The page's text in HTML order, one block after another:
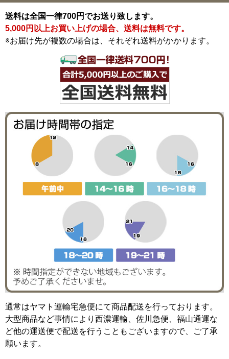
送料は全国一律700円でお送り致します。
5,000円以上お買い上げの場合、送料は無料です。
※お届け先が複数の場合は、それぞれ送料がかかります。
通常はヤマト運輸宅急便にて商品配送を行っております。
大型商品など事情により西濃運輸、佐川急便、福山通運な
ど他の運送便で配送を行うこともございますので、ご了承
願います。